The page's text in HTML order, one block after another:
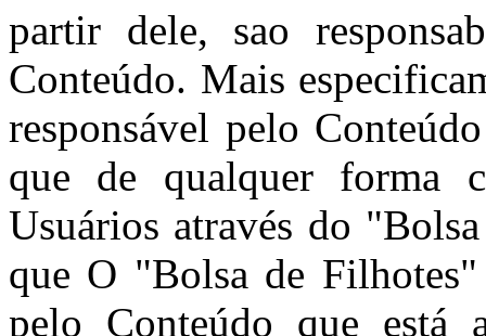
partir dele, sao
Conteúdo. Mais
responsável pelo
que de qualquer forma
Usuários através do
que O "Bolsa de
pelo Conteúdo que está